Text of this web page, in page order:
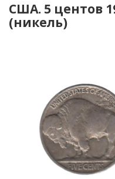
США. 5 центов
(никель)